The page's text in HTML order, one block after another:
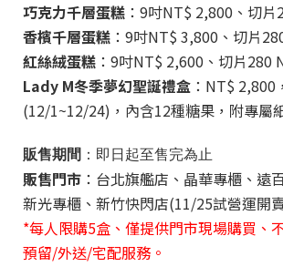
巧克力千層蛋糕 ：9吋NT$ 2,800、切
香檳千層蛋糕 ：9吋NT$ 3,800、切片
紅絲絨蛋糕 ：9吋NT$ 2,600、切片280
Lady M冬季夢幻聖誕禮盒 ：NT$
(12/1~12/24)，內含12種糖果，附專屬
販售期間 ：即日起至售完為止
販售門市 ：台北旗艦店、晶華專櫃、遠
新光專櫃、新竹快閃店(11/25試營運開
*每人限購5盒、僅提供門市現場購買、
預留/外送/宅配服務。